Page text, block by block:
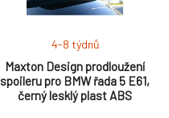
Maxton Design prodloužení
spoileru pro BMW řada 5 E61,
černý lesklý plast ABS
4-8 týdnů